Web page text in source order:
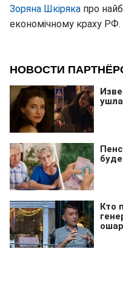
Зоряна Шкіряка про
економічному краху РФ.